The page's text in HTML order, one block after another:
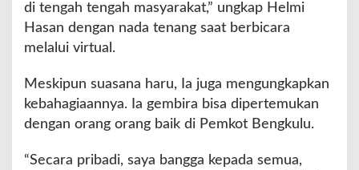
h
F
h
l
di tengah tengah masyarakat,” ungkap Helmi
Hasan dengan nada tenang saat berbicara
melalui virtual.
Meskipun suasana haru, Ia juga mengungkapkan
kebahagiaannya. Ia gembira bisa dipertemukan
dengan orang orang baik di Pemkot Bengkulu.
“Secara pribadi, saya bangga kepada semua,